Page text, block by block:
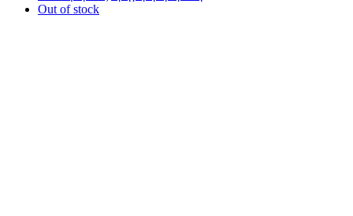
Out of stock